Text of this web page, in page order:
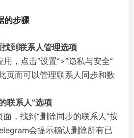
的步骤
找到联系人管理选项
，点击“设置”>“隐私与安全”
页面可以管理联系人同步和数
联系人”选项
，找到“删除同步的联系人”按
会提示确认删除所有已